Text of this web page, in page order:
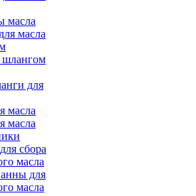
масла
масла
для
масла
масла
сбора
масла
для
масла